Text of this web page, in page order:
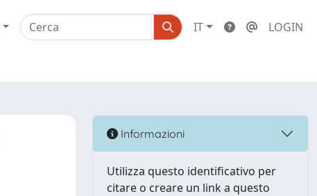
IT LOGIN
Informazioni
Utilizza questo identificativo per
citare o creare un link a questo